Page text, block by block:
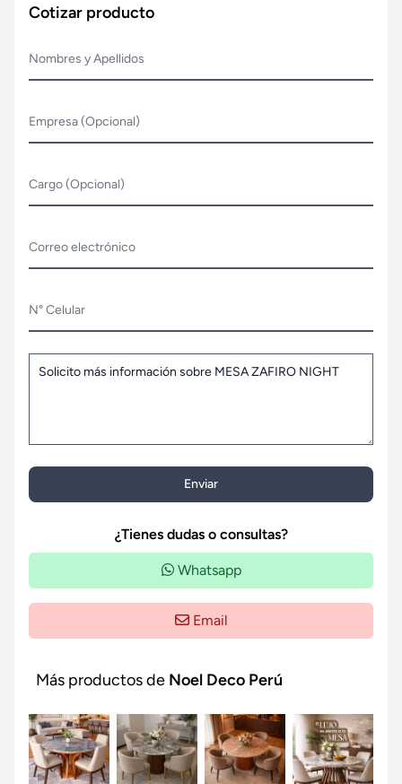
Cotizar producto
Nombres y Apellidos
Empresa (Opcional)
Cargo (Opcional)
Correo electrónico
N° Celular
Enviar
¿Tienes dudas o consultas?
Whatsapp
Email
Más productos de Noel Deco Perú